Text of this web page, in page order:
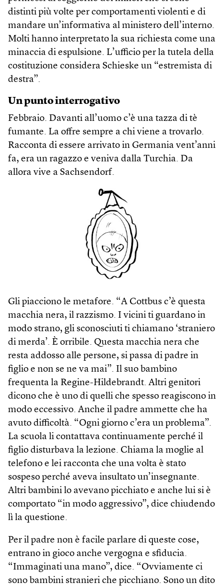
distinti più volte per comportamenti violenti e di
mandare un’informativa al ministero dell’interno.
Molti hanno interpretato la sua richiesta come una
minaccia di espulsione. L’ufficio per la tutela della
costituzione considera Schieske un “estremista di
destra”.
Un punto interrogativo
Febbraio. Davanti all’uomo c’è una tazza di tè
fumante. La offre sempre a chi viene a trovarlo.
Racconta di essere arrivato in Germania vent’anni
fa, era un ragazzo e veniva dalla Turchia. Da
allora vive a Sachsendorf.
Gli piacciono le metafore. “A Cottbus c’è questa
macchia nera, il razzismo. I vicini ti guardano in
modo strano, gli sconosciuti ti chiamano ‘straniero
di merda’. È orribile. Questa macchia nera che
resta addosso alle persone, si passa di padre in
figlio e non se ne va mai”. Il suo bambino
frequenta la Regine-Hildebrandt. Altri genitori
dicono che è uno di quelli che spesso reagiscono in
modo eccessivo. Anche il padre ammette che ha
avuto difficoltà. “Ogni giorno c’era un problema”.
La scuola li contattava continuamente perché il
figlio disturbava la lezione. Chiama la moglie al
telefono e lei racconta che una volta è stato
sospeso perché aveva insultato un’insegnante.
Altri bambini lo avevano picchiato e anche lui si è
comportato “in modo aggressivo”, dice chiudendo
lì la questione.
Per il padre non è facile parlare di queste cose,
entrano in gioco anche vergogna e sfiducia.
“Immaginati una mano”, dice. “Ovviamente ci
sono bambini stranieri che picchiano. Sono un dito